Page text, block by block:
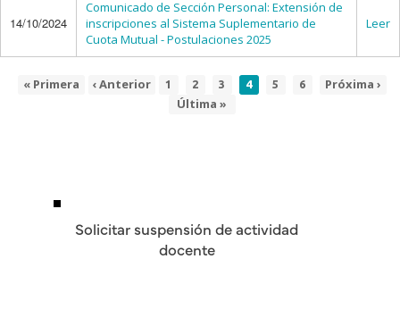
Solicitar suspensión de actividad
docente
14/10/2024
Comunicado de Sección Personal: Extensión de
inscripciones al Sistema Suplementario de
Cuota Mutual - Postulaciones 2025
Leer
Paginación
Primera
« Primera
Página
‹ Anterior Page
1 Page
2 Page
3
Página
4 Page
5 Page
6
Siguiente
Próxima ›
Última
Última »